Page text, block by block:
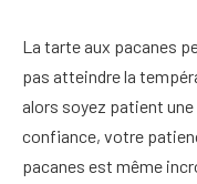
La tarte aux pacanes
pas atteindre la
alors soyez patient
confiance, votre
pacanes est même